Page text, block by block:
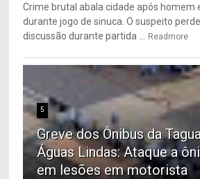
Crime brutal abala cidade após homem
durante jogo de sinuca. O suspeito
discussão durante partida ...
Readmore
5
Greve dos Ônibus da
Águas Lindas: Ataque a
em lesões em motorista